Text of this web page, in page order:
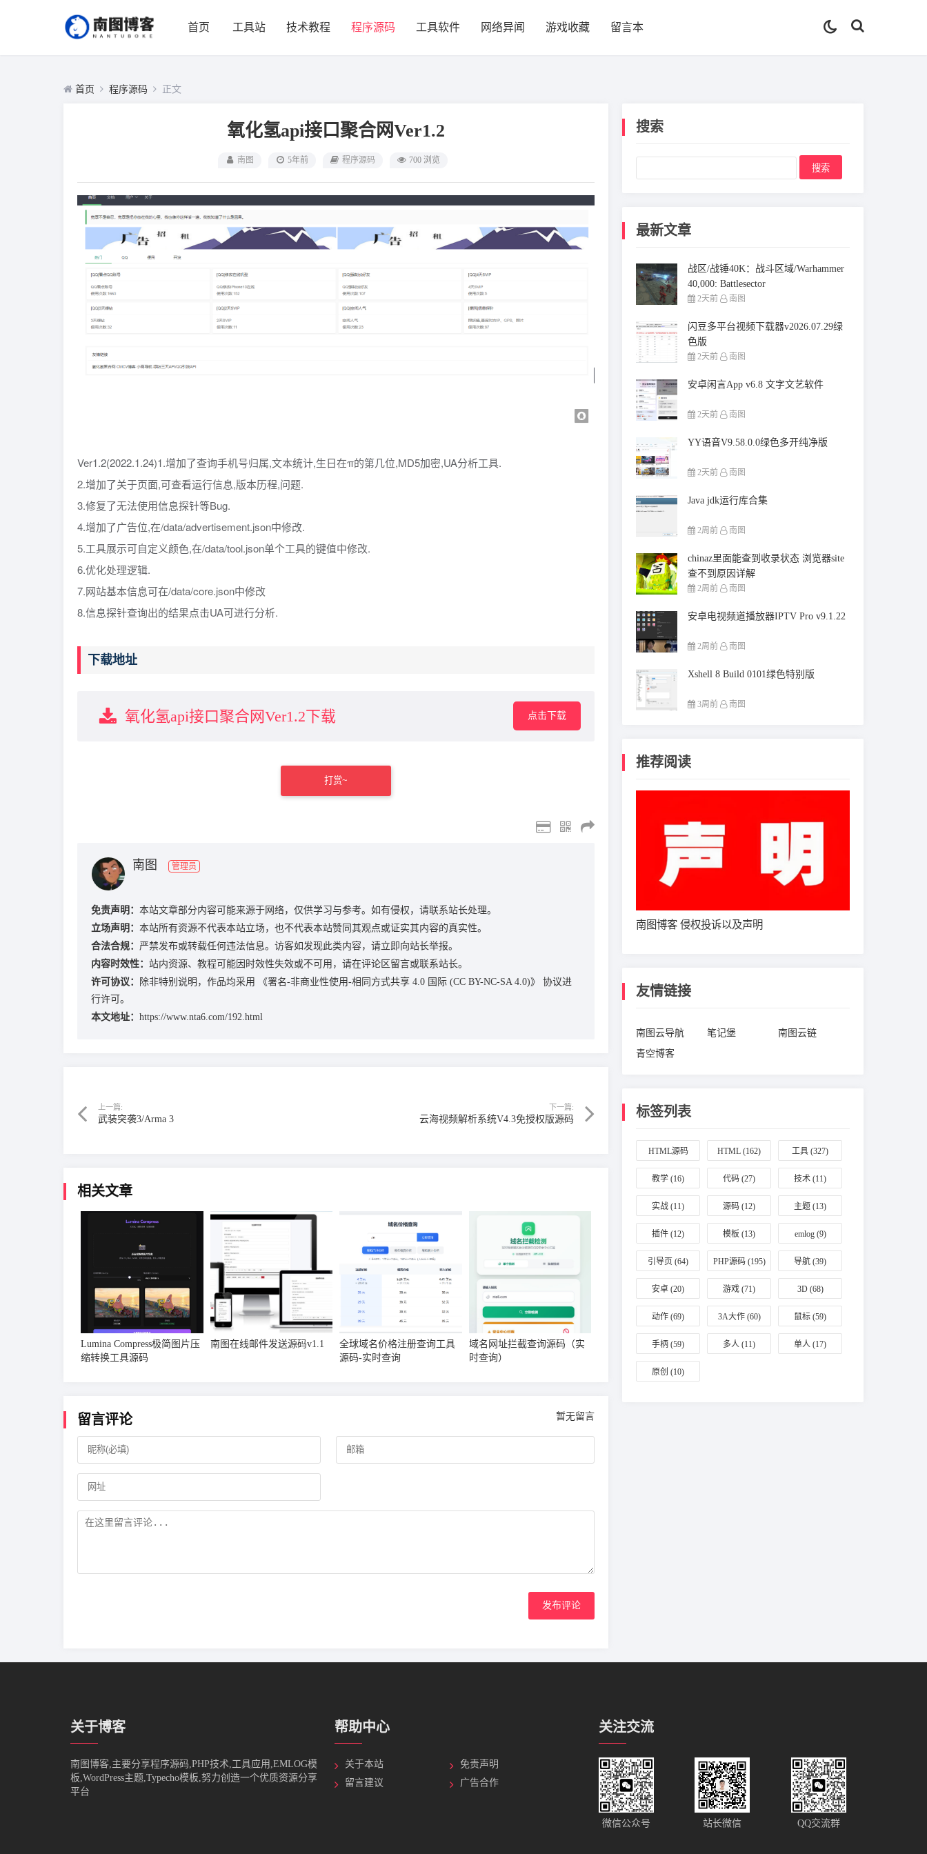
首页 工具站 技术教程 程序源码 工具软件 网络异闻 游戏收藏 留言本
首页 程序源码 正文
氧化氢api接口聚合网Ver1.2
南图 5年前 程序源码 700 浏览
Ver1.2(2022.1.24)1.增加了查询手机号归属,文本统计,生日在π的第几位,MD5加密,UA分析工具.
2.增加了关于页面,可查看运行信息,版本历程,问题.
3.修复了无法使用信息探针等Bug.
4.增加了广告位,在/data/advertisement.json中修改.
5.工具展示可自定义颜色,在/data/tool.json单个工具的键值中修改.
6.优化处理逻辑.
7.网站基本信息可在/data/core.json中修改
8.信息探针查询出的结果点击UA可进行分析.
下载地址
氧化氢api接口聚合网Ver1.2下载 点击下载
打赏~
南图 管理员
免责声明： 本站文章部分内容可能来源于网络，仅供学习与参考。如有侵权，请联系站长处理。
立场声明： 本站所有资源不代表本站立场，也不代表本站赞同其观点或证实其内容的真实性。
合法合规： 严禁发布或转载任何违法信息。访客如发现此类内容，请立即向站长举报。
内容时效性： 站内资源、教程可能因时效性失效或不可用，请在评论区留言或联系站长。
许可协议：
除非特别说明，作品均采用 《署名-非商业性使用-相同方式共享 4.0 国际 (CC BY-NC-SA 4.0)》
协议进
行许可。
本文地址： https://www.nta6.com/192.html
上一篇:
武装突袭3/Arma 3
下一篇:
云海视频解析系统V4.3免授权版源码
相关文章
Lumina Compress极简图片压
缩转换工具源码
南图在线邮件发送源码v1.1
全球域名价格注册查询工具
源码-实时查询
域名网址拦截查询源码（实
时查询）
留言评论 暂无留言
发布评论
搜索
最新文章
战区/战锤40K：战斗区域/Warhammer
40,000: Battlesector
2天前 南图
闪豆多平台视频下载器v2026.07.29绿
色版
2天前 南图
安卓闲言App v6.8 文字文艺软件
2天前 南图
YY语音V9.58.0.0绿色多开纯净版
2天前 南图
Java jdk运行库合集
2周前 南图
chinaz里面能查到收录状态 浏览器site
查不到原因详解
2周前 南图
安卓电视频道播放器IPTV Pro v9.1.22
2周前 南图
Xshell 8 Build 0101绿色特别版
3周前 南图
推荐阅读
南图博客 侵权投诉以及声明
友情链接
南图云导航 笔记堡
南图云链
青空博客
标签列表
HTML源码
(164)
HTML (162) 工具 (327)
教学 (16) 代码 (27) 技术 (11)
实战 (11) 源码 (12) 主题 (13)
插件 (12) 模板 (13) emlog(9)
引导页 (64) PHP源码(195) 导航 (39)
安卓 (20) 游戏 (71) 3D(68)
动作 (69) 3A大作(60) 鼠标 (59)
手柄 (59) 多人 (11) 单人 (17)
原创 (10)
关于博客
南图博客,主要分享程序源码,PHP技术,工具应用,EMLOG模
板,WordPress主题,Typecho模板,努力创造一个优质资源分享
平台
帮助中心
关于本站
免责声明
留言建议
广告合作
关注交流
微信公众号 站长微信 QQ交流群